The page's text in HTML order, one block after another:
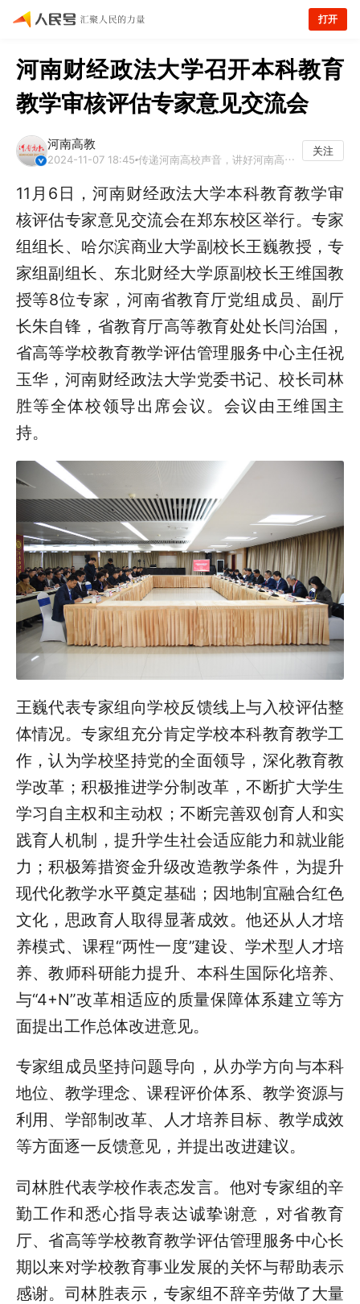
打开
河南财经政法大学召开本科教育
教学审核评估专家意见交流会
河南高教
2024-11-07 18:45 传递河南高校声音，讲好河南高教故事！《河南教育》（高教）杂志官方账号。
关注
11月6日，河南财经政法大学本科教育教学审
核评估专家意见交流会在郑东校区举行。专家
组组长、哈尔滨商业大学副校长王巍教授，专
家组副组长、东北财经大学原副校长王维国教
授等8位专家，河南省教育厅党组成员、副厅
长朱自锋，省教育厅高等教育处处长闫治国，
省高等学校教育教学评估管理服务中心主任祝
玉华，河南财经政法大学党委书记、校长司林
胜等全体校领导出席会议。会议由王维国主
持。
王巍代表专家组向学校反馈线上与入校评估整
体情况。专家组充分肯定学校本科教育教学工
作，认为学校坚持党的全面领导，深化教育教
学改革；积极推进学分制改革，不断扩大学生
学习自主权和主动权；不断完善双创育人和实
践育人机制，提升学生社会适应能力和就业能
力；积极筹措资金升级改造教学条件，为提升
现代化教学水平奠定基础；因地制宜融合红色
文化，思政育人取得显著成效。他还从人才培
养模式、课程“两性一度”建设、学术型人才培
养、教师科研能力提升、本科生国际化培养、
与“4+N”改革相适应的质量保障体系建立等方
面提出工作总体改进意见。
专家组成员坚持问题导向，从办学方向与本科
地位、教学理念、课程评价体系、教学资源与
利用、学部制改革、人才培养目标、教学成效
等方面逐一反馈意见，并提出改进建议。
司林胜代表学校作表态发言。他对专家组的辛
勤工作和悉心指导表达诚挚谢意，对省教育
厅、省高等学校教育教学评估管理服务中心长
期以来对学校教育事业发展的关怀与帮助表示
感谢。司林胜表示，专家组不辞辛劳做了大量